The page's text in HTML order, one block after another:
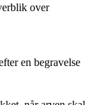
over
en begravelse